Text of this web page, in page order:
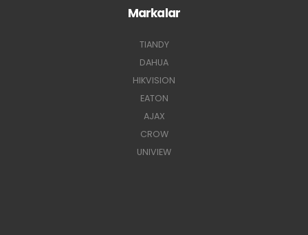
Markalar
TIANDY
DAHUA
HIKVISION
EATON
AJAX
CROW
UNIVIEW